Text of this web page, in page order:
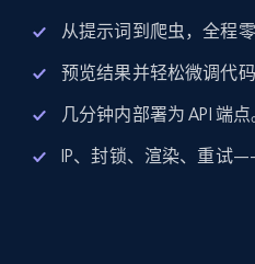
从提示词到爬虫，全程零
预览结果并轻松微调代码
几分钟内部署为 API 端点
IP、封锁、渲染、重试